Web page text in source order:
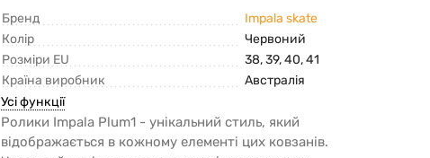
Бренд
Impala skate
Колір
Червоний
Розміри EU
38, 39, 40, 41
Країна виробник
Австралія
Усі функції
Ролики Impala Plum1 - унікальний стиль, який
відображається в кожному елементі цих ковзанів.